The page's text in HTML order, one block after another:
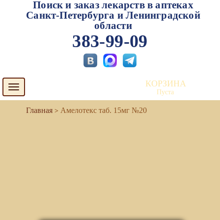
Поиск и заказ лекарств в аптеках
Санкт-Петербурга и Ленинградской
области
383-99-09
Toggle
navigation
КОРЗИНА
Пуста
Амелотекс таб. 15мг №20